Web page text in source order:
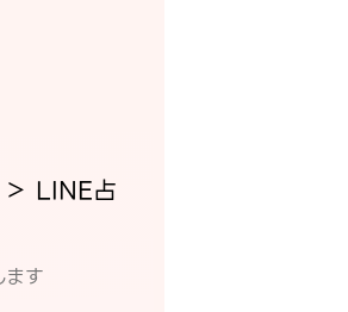
LINE占
す